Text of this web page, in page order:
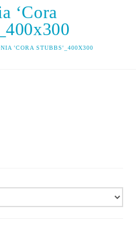
‘Cora
'CORA STUBBS'_400X300